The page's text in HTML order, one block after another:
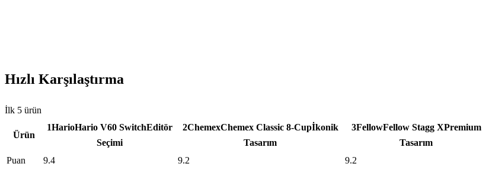
Hızlı Karşılaştırma
İlk 5 ürün
Ürün
1HarioHario V60 SwitchEditör
Seçimi
2ChemexChemex Classic 8-Cupİkonik
Tasarım
3FellowFellow Stagg XPremium
Tasarım
Puan
9.4 9.2 9.2